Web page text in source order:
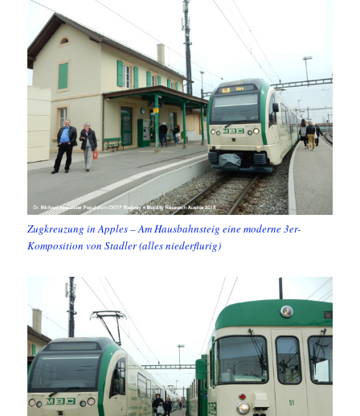
Zugkreuzung in Apples – Am Hausbahnsteig eine moderne 3er-
Komposition von Stadler (alles niederflurig)